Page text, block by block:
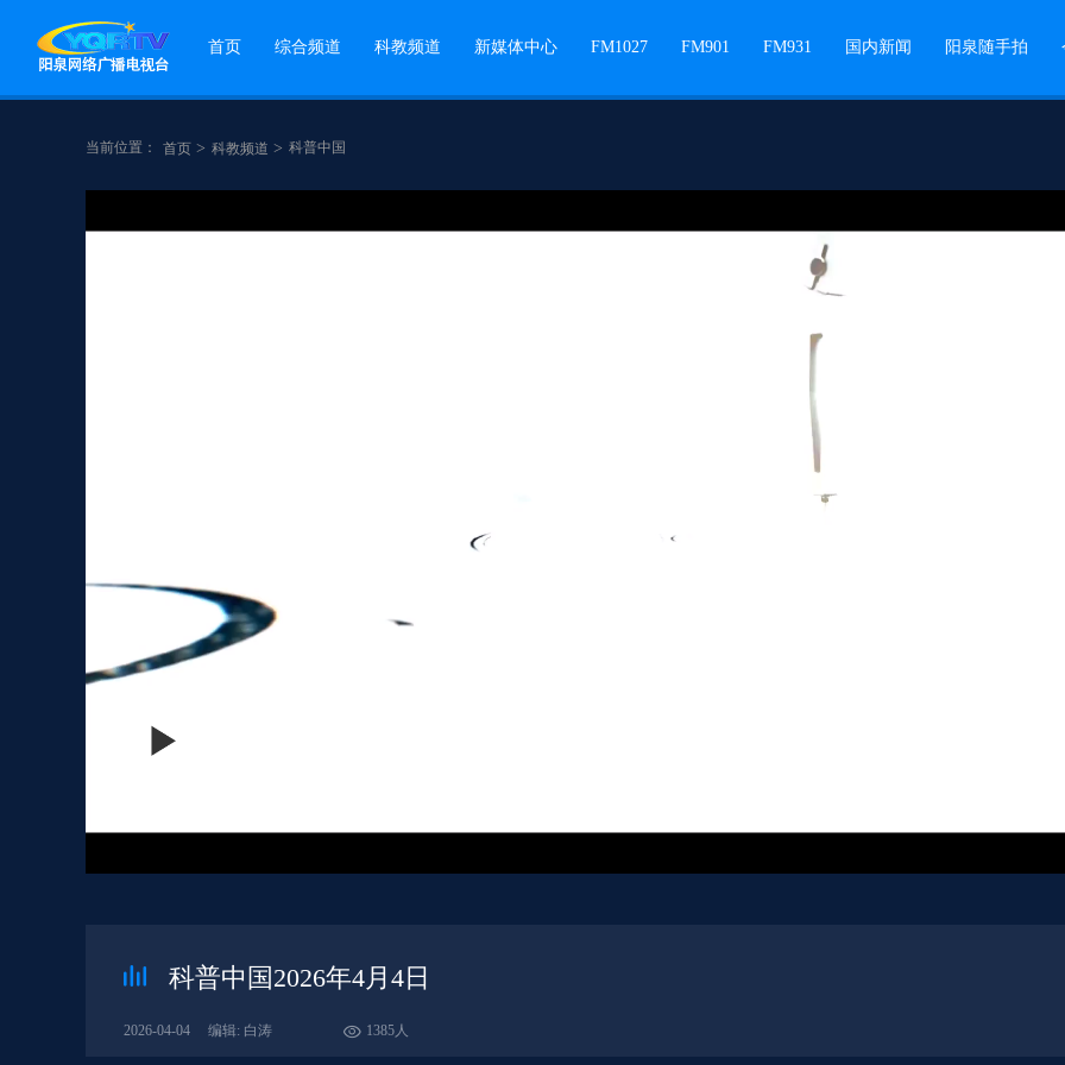
首页 综合频道 科教频道 新媒体中心 FM1027 FM901 FM931 国内新闻 阳泉随手拍
当前位置： 首页 > 科教频道 > 科普中国
科普中国2026年4月4日
2026-04-04 编辑: 白涛 1385人